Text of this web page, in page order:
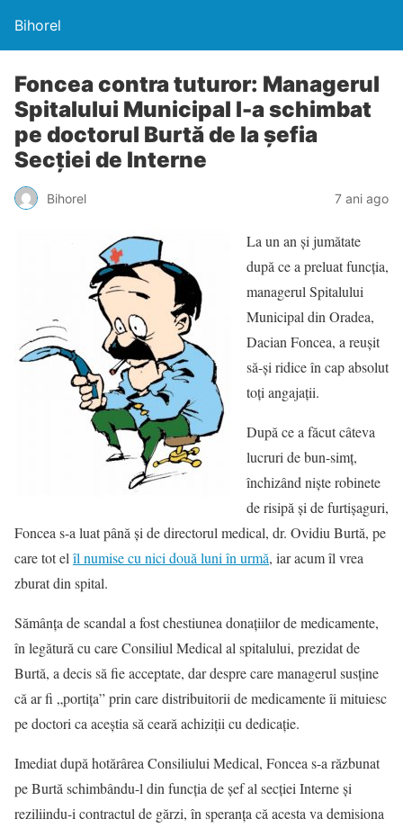
Bihorel
Foncea contra tuturor: Managerul
Spitalului Municipal l-a schimbat
pe doctorul Burtă de la şefia
Secţiei de Interne
Bihorel 7 ani ago
La un an şi jumătate
după ce a preluat funcţia,
managerul Spitalului
Municipal din Oradea,
Dacian Foncea, a reuşit
să-şi ridice în cap absolut
toţi angajaţii.
După ce a făcut câteva
lucruri de bun-simţ,
închizând nişte robinete
de risipă şi de furtişaguri,
Foncea s-a luat până şi de directorul medical, dr. Ovidiu Burtă, pe
care tot el îl numise cu nici două luni în urmă, iar acum îl vrea
zburat din spital.
Sămânţa de scandal a fost chestiunea donaţiilor de medicamente,
în legătură cu care Consiliul Medical al spitalului, prezidat de
Burtă, a decis să fie acceptate, dar despre care managerul susţine
că ar fi „portiţa” prin care distribuitorii de medicamente îi mituiesc
pe doctori ca aceştia să ceară achiziţii cu dedicaţie.
Imediat după hotărârea Consiliului Medical, Foncea s-a răzbunat
pe Burtă schimbându-l din funcţia de şef al secţiei Interne şi
reziliindu-i contractul de gărzi, în speranţa că acesta va demisiona